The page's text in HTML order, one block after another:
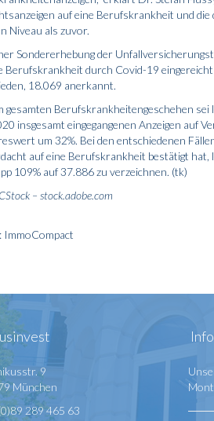
auf eine Berufskrankheit und
Niveau als zuvor.
Sondererhebung der
Berufskrankheit durch Covid-19
18.069 anerkannt.
gesamten Berufskrankheitengeschehen
insgesamt eingegangenen Anzeigen auf
um 32%. Bei den entschiedenen
auf eine Berufskrankheit bestätigt hat,
109% auf 37.886 zu verzeichnen. (tk)
– stock.adobe.com
ImmoCompact
9
München
289 465 63
Info